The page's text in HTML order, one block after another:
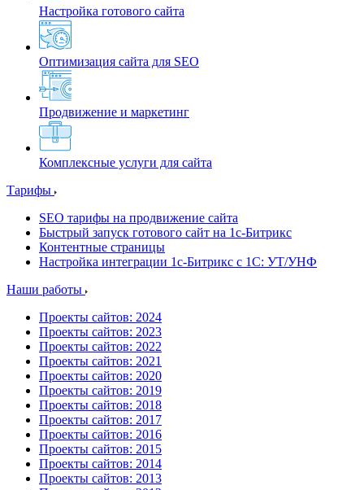
Настройка готового сайта
Оптимизация сайта для SEO
Продвижение и маркетинг
Комплексные услуги для сайта
Тарифы
SEO тарифы на продвижение сайта
Быстрый запуск готового сайт на 1с-Битрикс
Контентные страницы
Настройка интеграции 1с-Битрикс с 1С: УТ/УНФ
Наши работы
Проекты сайтов: 2024
Проекты сайтов: 2023
Проекты сайтов: 2022
Проекты сайтов: 2021
Проекты сайтов: 2020
Проекты сайтов: 2019
Проекты сайтов: 2018
Проекты сайтов: 2017
Проекты сайтов: 2016
Проекты сайтов: 2015
Проекты сайтов: 2014
Проекты сайтов: 2013